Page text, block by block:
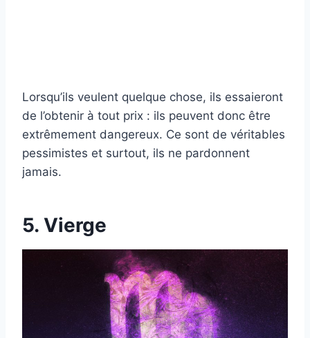
Lorsqu’ils veulent quelque chose, ils essaieront
de l’obtenir à tout prix : ils peuvent donc être
extrêmement dangereux. Ce sont de véritables
pessimistes et surtout, ils ne pardonnent
jamais.
5. Vierge